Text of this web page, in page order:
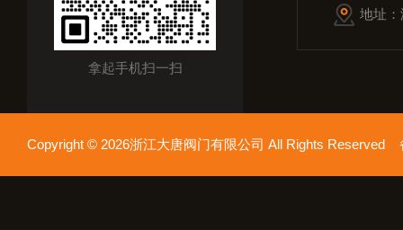
拿起手机扫一扫
地址
Copyright © 2026浙江大唐阀门有限公司 All Rights Reserved